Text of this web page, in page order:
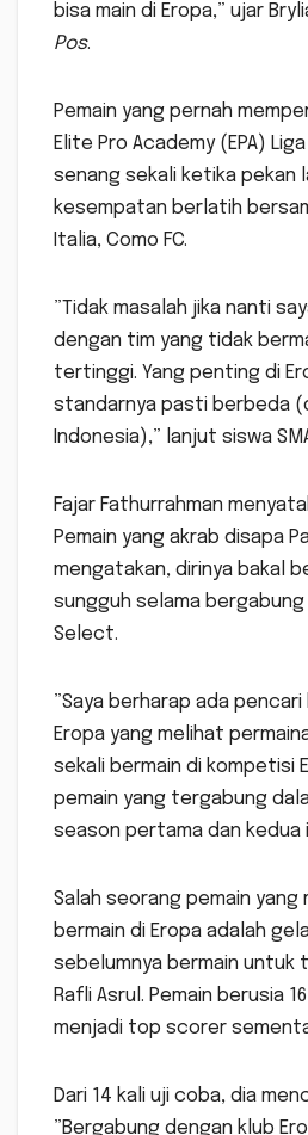
bisa main di Eropa,” ujar
Pos.
Pemain yang pernah
Elite Pro Academy (EPA)
senang sekali ketika pekan
kesempatan berlatih
Italia, Como FC.
”Tidak masalah jika nanti
dengan tim yang tidak
tertinggi. Yang penting di
standarnya pasti berbeda
Indonesia),” lanjut siswa
Fajar Fathurrahman
Pemain yang akrab disapa
mengatakan, dirinya bakal
sungguh selama
Select.
”Saya berharap ada
Eropa yang melihat
sekali bermain di kompetisi
pemain yang tergabung
season pertama dan kedua
Salah seorang pemain yang
bermain di Eropa adalah
sebelumnya bermain untuk
Rafli Asrul. Pemain berusia
menjadi top scorer
Dari 14 kali uji coba, dia
”Bergabung dengan klub